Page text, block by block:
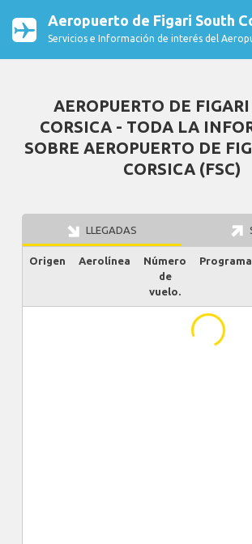
Aeropuerto de Figari South
Servicios e Información de interés del
AEROPUERTO DE
CORSICA - TODA LA
SOBRE AEROPUERTO DE
CORSICA (FSC)
LLEGADAS
Origen Aerolínea
Número
de
vuelo.